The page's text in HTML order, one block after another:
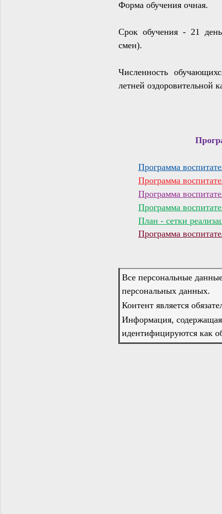
Форма обучения очная.
Срок обучения - 21
смен).
Численность
летней оздоровительной
Программа
Программа
Программа
Программа
План - сетки
Программа
Все персональные
персональных данных.
Контент является
Информация,
идентифицируются как